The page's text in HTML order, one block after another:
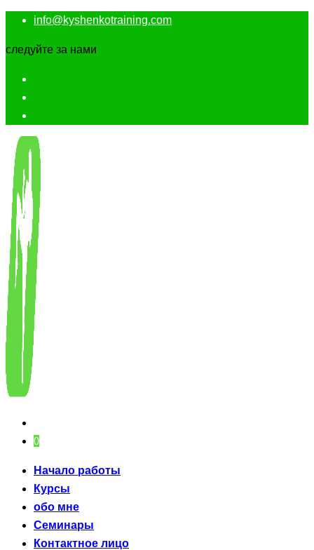
info@kyshenkotraining.com
следуйте за нами
0
Начало работы
Курсы
обо мне
Семинары
Контактное лицо